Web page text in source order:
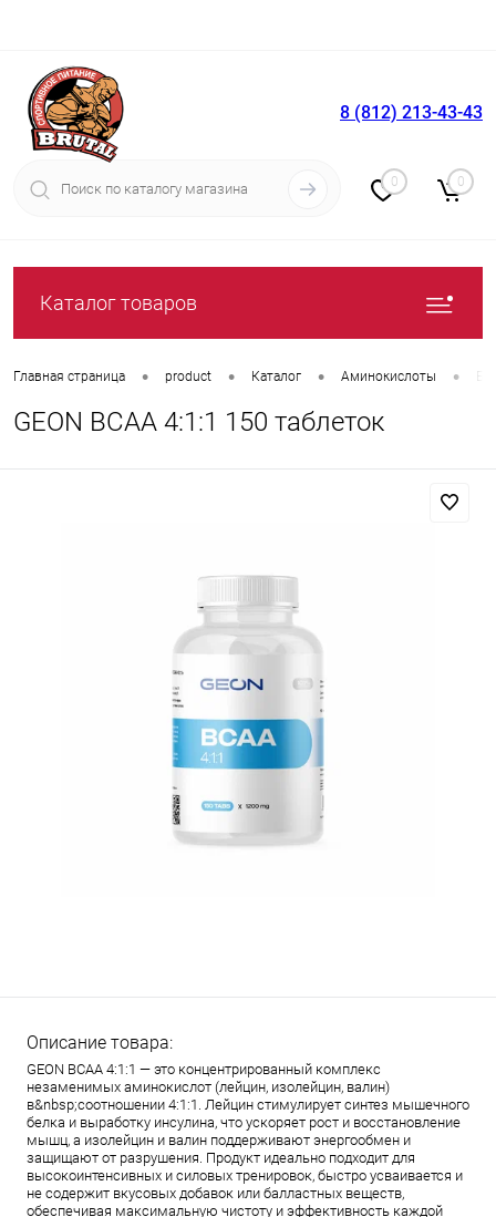
Вход Регистрация
8 (812) 213-43-43
0 0
Каталог товаров
Главная страница • product • Каталог • Аминокислоты •
GEON BCAA 4:1:1 150 таблеток
Описание товара:
GEON BCAA 4:1:1 — это концентрированный комплекс
незаменимых аминокислот (лейцин, изолейцин, валин)
в&nbsp;соотношении 4:1:1. Лейцин стимулирует синтез мышечного
белка и выработку инсулина, что ускоряет рост и восстановление
мышц, а изолейцин и валин поддерживают энергообмен и
защищают от разрушения. Продукт идеально подходит для
высокоинтенсивных и силовых тренировок, быстро усваивается и
не содержит вкусовых добавок или балластных веществ,
обеспечивая максимальную чистоту и эффективность каждой